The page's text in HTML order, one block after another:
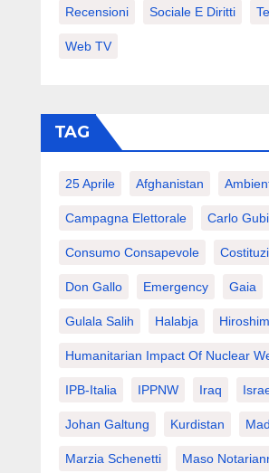
Recensioni Sociale E Diritti
Web TV
TAG
25 Aprile Afghanistan
Campagna Elettorale Carlo
Consumo Consapevole
Don Gallo Emergency Gaia
Gulala Salih Halabja
Humanitarian Impact Of Nuclear
IPB-Italia IPPNW Iraq
Johan Galtung Kurdistan
Marzia Schenetti Maso